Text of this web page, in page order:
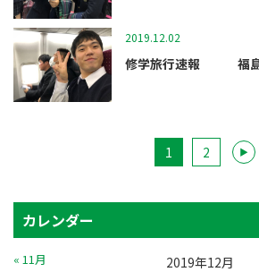
2019.12.02
修学旅行速報 福島
1 2 ▶
カレンダー
2019年12月
« 11月